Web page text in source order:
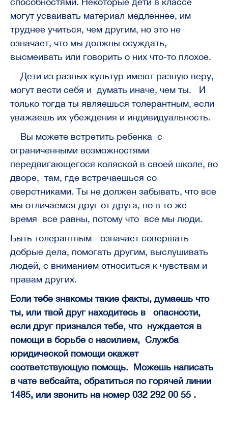
могут усваивать материал медленнее, им
труднее учиться, чем другим, но это не
означает, что мы должны осуждать,
высмеивать или говорить о них что-то плохое.
Дети из разных культур имеют разную веру,
могут вести себя и думать иначе, чем ты. И
только тогда ты являешься толерантным, если
уважаешь их убеждения и индивидуальность.
Вы можете встретить ребенка с
ограниченными возможностями
передвигающегося коляской в своей школе, во
дворе, там, где встречаешься со
сверстниками. Ты не должен забывать, что все
мы отличаемся друг от друга, но в то же
время все равны, потому что все мы люди.
Быть толерантным - означает совершать
добрые дела, помогать другим, выслушивать
людей, с вниманием относиться к чувствам и
правам других.
Если тебе знакомы такие факты, думаешь что
ты, или твой друг находитесь в опасности,
если друг признался тебе, что нуждается в
помощи в борьбе с насилием, Служба
юридической помощи окажет
соответствующую помощь. Можешь написать
в чате вебсайта, обратиться по горячей линии
1485, или звонить на номер 032 292 00 55 .